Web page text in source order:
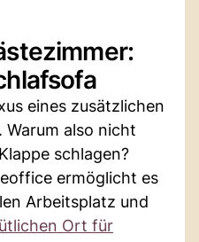
eines zusätzlichen
Warum also nicht
schlagen?
ermöglicht es
Arbeitsplatz und
Ort für